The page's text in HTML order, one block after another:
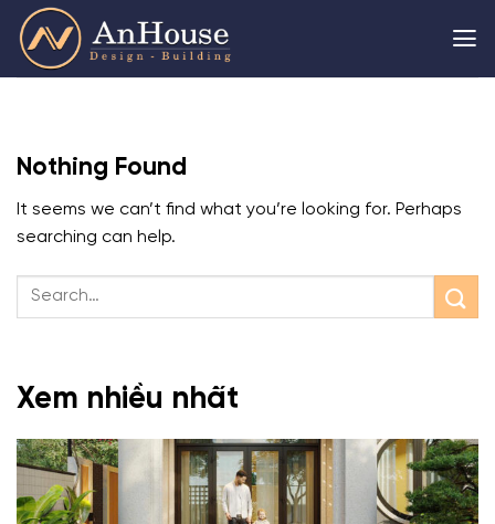
Skip
content
Nothing Found
It seems we can’t find what you’re looking for. Perhaps
searching can help.
Xem nhiều nhất